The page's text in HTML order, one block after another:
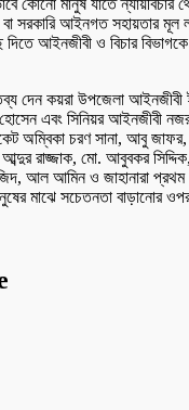
সরকারি আইনগত সহায়তার মূল
আইনজীবী ও বিচার
দেন কয়রা উপজেলা আইনজীবী
এবং সিনিয়র আইনজীবী
অম্বিকা চরণ সানা, আবু জাফর,
রাজ্জাক, মো. আবুবকর সিদ্দিক,
আল আমিন ও জাহানারা
মাঝে সচেতনতা বাড়ানোর